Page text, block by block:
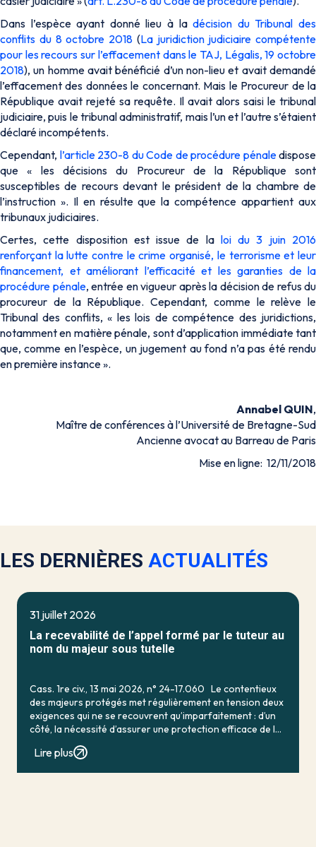
Dans l’espèce ayant donné lieu à ladécision du Tribunal des
conflits du 8 octobre 2018 (La juridiction judiciaire compétente
pour les recours sur l’effacement dans le TAJ, Légalis, 19 octobre
2018), un homme avait bénéficié d’un non-lieu et avait demandé
l’effacement des données le concernant. Mais le Procureur de la
République avait rejeté sa requête. Il avait alors saisi le tribunal
judiciaire, puis le tribunal administratif, mais l’un et l’autre s’étaient
déclaré incompétents.
Cependant, l’article 230-8 du Code de procédure pénaledispose
que « les décisions du Procureur de la République sont
susceptibles de recours devant le président de la chambre de
l’instruction ». Il en résulte que la compétence appartient aux
tribunaux judiciaires.
Certes, cette disposition est issue de la loi du 3 juin 2016
renforçant la lutte contre le crime organisé, le terrorisme et leur
financement, et améliorant l’efficacité et les garanties de la
procédure pénale, entrée en vigueur après la décision de refus du
procureur de la République. Cependant, comme le relève le
Tribunal des conflits, « les lois de compétence des juridictions,
notamment en matière pénale, sont d’application immédiate tant
que, comme en l’espèce, un jugement au fond n’a pas été rendu
en première instance ».
Annabel QUIN,
Maître de conférences à l’Université de Bretagne-Sud
Ancienne avocat au Barreau de Paris
Mise en ligne: 12/11/2018
LES DERNIÈRES ACTUALITÉS
31 juillet 2026
La recevabilité de l’appel formé par le tuteur au
nom du majeur sous tutelle
Cass. 1re civ., 13 mai 2026, n° 24-17.060 Le contentieux
des majeurs protégés met régulièrement en tension deux
exigences qui ne se recouvrent qu’imparfaitement : d’un
côté, la nécessité d’assurer une protection efficace de la
Lire plus